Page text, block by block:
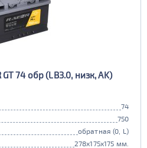
74 обр (LB3.0, низк, AK)
74
750
обратная (0, L)
278x175x175 мм.